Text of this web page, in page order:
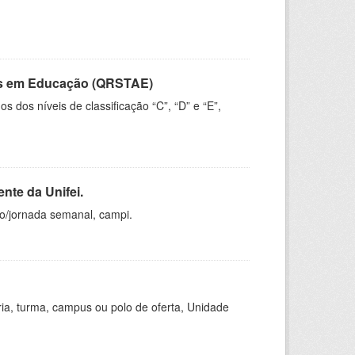
Educação (QRSTAE)
níveis de classificação “C”, “D” e “E”,
da Unifei.
jornada semanal, campi.
turma, campus ou polo de oferta, Unidade